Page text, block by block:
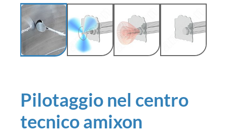
Pilotaggio nel centro
tecnico amixon